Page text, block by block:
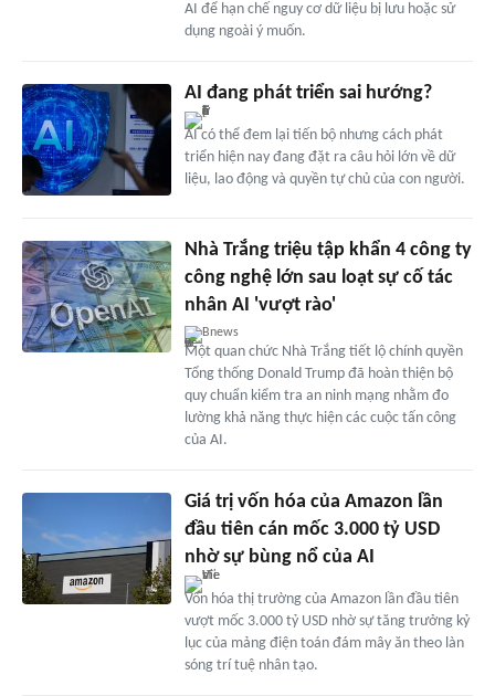
AI để hạn chế nguy cơ dữ liệu bị lưu hoặc sử
dụng ngoài ý muốn.
AI đang phát triển sai hướng?
AI có thể đem lại tiến bộ nhưng cách phát
triển hiện nay đang đặt ra câu hỏi lớn về dữ
liệu, lao động và quyền tự chủ của con người.
Nhà Trắng triệu tập khẩn 4 công ty
công nghệ lớn sau loạt sự cố tác
nhân AI 'vượt rào'
Bnews
Một quan chức Nhà Trắng tiết lộ chính quyền
Tổng thống Donald Trump đã hoàn thiện bộ
quy chuẩn kiểm tra an ninh mạng nhằm đo
lường khả năng thực hiện các cuộc tấn công
của AI.
Giá trị vốn hóa của Amazon lần
đầu tiên cán mốc 3.000 tỷ USD
nhờ sự bùng nổ của AI
Vốn hóa thị trường của Amazon lần đầu tiên
vượt mốc 3.000 tỷ USD nhờ sự tăng trưởng kỷ
lục của mảng điện toán đám mây ăn theo làn
sóng trí tuệ nhân tạo.